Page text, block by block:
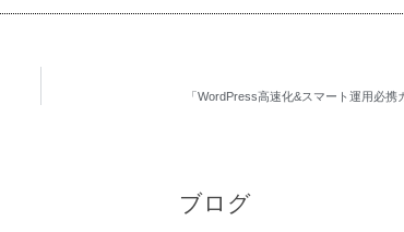
「WordPress高速化&スマート運用必携
ブログ